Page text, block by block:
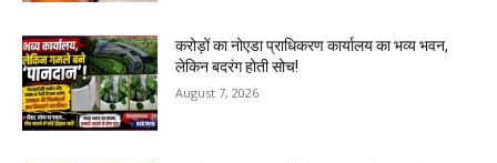
करोड़ों का नोएडा प्राधिकरण कार्यालय का भव्य भवन,
लेकिन बदरंग होती सोच!
August 7, 2026